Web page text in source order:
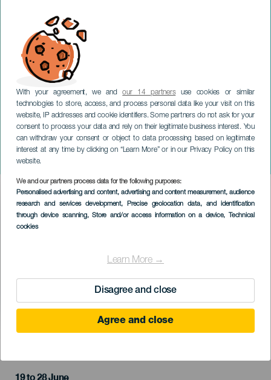
With your agreement, we andour 14 partnersuse cookies or similar
technologies to store, access, and process personal data like your visit on this
website, IP addresses and cookie identifiers. Some partners do not ask for your
consent to process your data and rely on their legitimate business interest. You
can withdraw your consent or object to data processing based on legitimate
interest at any time by clicking on “Learn More” or in our Privacy Policy on this
website.
We and our partners process data for the following purposes:
Personalised advertising and content, advertising and content measurement, audience
research and services development, Precise geolocation data, and identification
through device scanning, Store and/or access information on a device, Technical
cookies
Learn More →
Disagree and close
Agree and close
Ünnepségek San Juan
tiszteletére Hermiguában
LA GOMERA
Imagen
Listado
19 to 28 June